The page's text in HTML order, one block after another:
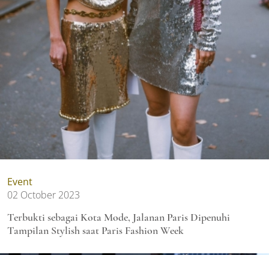
Event
02 October 2023
Terbukti sebagai Kota Mode, Jalanan Paris Dipenuhi
Tampilan Stylish saat Paris Fashion Week